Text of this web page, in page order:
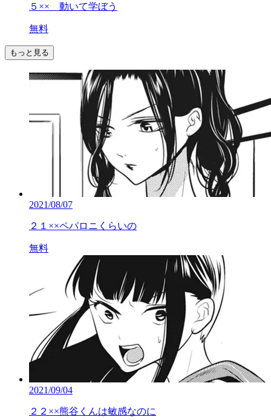
５×× 動いて学ぼう
無料
もっと見る
2021/08/07
２１××ペパロニくらいの
無料
2021/09/04
２２××熊谷くんは敏感なのに